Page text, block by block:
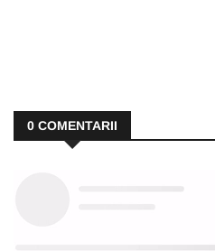
0 COMENTARII